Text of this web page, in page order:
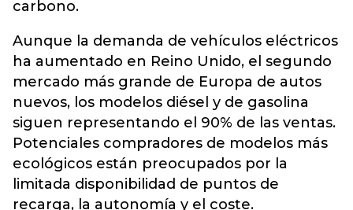
carbono.
Aunque la demanda de vehículos eléctricos
ha aumentado en Reino Unido, el segundo
mercado más grande de Europa de autos
nuevos, los modelos diésel y de gasolina
siguen representando el 90% de las ventas.
Potenciales compradores de modelos más
ecológicos están preocupados por la
limitada disponibilidad de puntos de
recarga, la autonomía y el coste.